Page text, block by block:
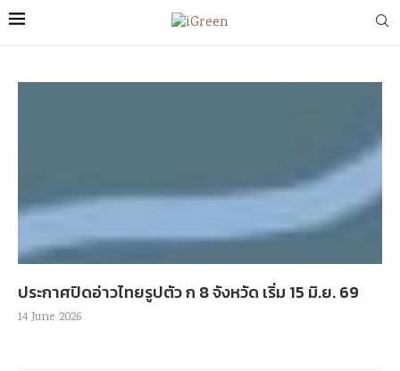
ประกาศปิดอ่าวไทยรูปตัว ก 8 จังหวัด เริ่ม 15 มิ.ย. 69
14 June 2026